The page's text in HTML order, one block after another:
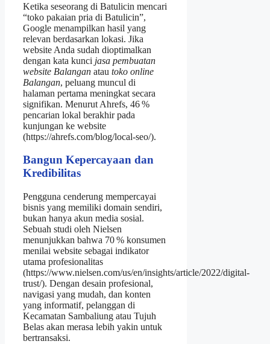
Ketika seseorang di Batulicin mencari
“toko pakaian pria di Batulicin”,
Google menampilkan hasil yang
relevan berdasarkan lokasi. Jika
website Anda sudah dioptimalkan
dengan kata kunci jasa pembuatan
website Balangan atau toko online
Balangan, peluang muncul di
halaman pertama meningkat secara
signifikan. Menurut Ahrefs, 46 %
pencarian lokal berakhir pada
kunjungan ke website
(https://ahrefs.com/blog/local-seo/).
Bangun Kepercayaan dan
Kredibilitas
Pengguna cenderung mempercayai
bisnis yang memiliki domain sendiri,
bukan hanya akun media sosial.
Sebuah studi oleh Nielsen
menunjukkan bahwa 70 % konsumen
menilai website sebagai indikator
utama profesionalitas
(https://www.nielsen.com/us/en/insights/article/2022/digital-
trust/). Dengan desain profesional,
navigasi yang mudah, dan konten
yang informatif, pelanggan di
Kecamatan Sambaliung atau Tujuh
Belas akan merasa lebih yakin untuk
bertransaksi.